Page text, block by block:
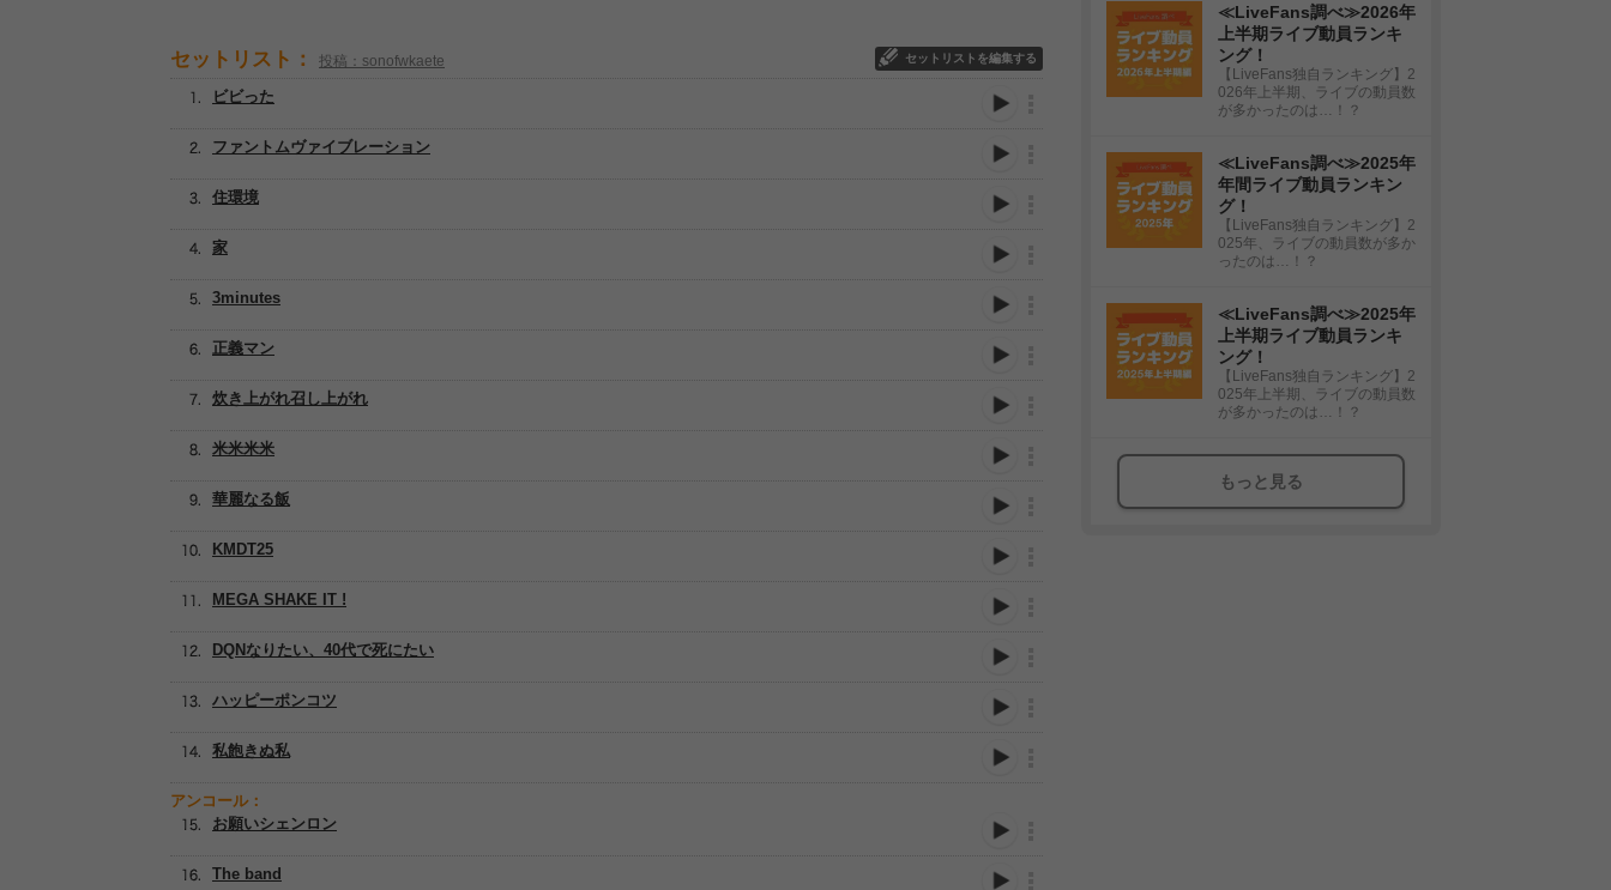
セットリスト： 投稿：sonofwkaete セットリストを編集する
華麗なる飯
ファントムヴァイブレーション
3minutes
家
住環境
米米米米
炊き上がれ召し上がれ
正義マン
ビビった
KMDT25
MEGA SHAKE IT !
DQNなりたい、40代で死にたい
ハッピーポンコツ
私飽きぬ私
アンコール：
お願いシェンロン
The band
≪LiveFans調べ≫2026年
上半期ライブ動員ランキ
ング！
【LiveFans独自ランキング】2
026年上半期、ライブの動員数
が多かったのは…！？
≪LiveFans調べ≫2025年
年間ライブ動員ランキン
グ！
【LiveFans独自ランキング】2
025年、ライブの動員数が多か
ったのは…！？
≪LiveFans調べ≫2025年
上半期ライブ動員ランキ
ング！
【LiveFans独自ランキング】2
025年上半期、ライブの動員数
が多かったのは…！？
もっと見る